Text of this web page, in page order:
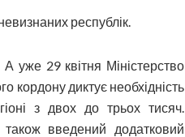
республік.
А уже 29 квітня Міністерство
кордону диктує необхідність
з двох до трьох тисяч.
введений додатковий